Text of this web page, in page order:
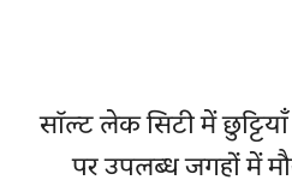
सॉल्ट लेक सिटी में
पर उपलब्ध जगहों में